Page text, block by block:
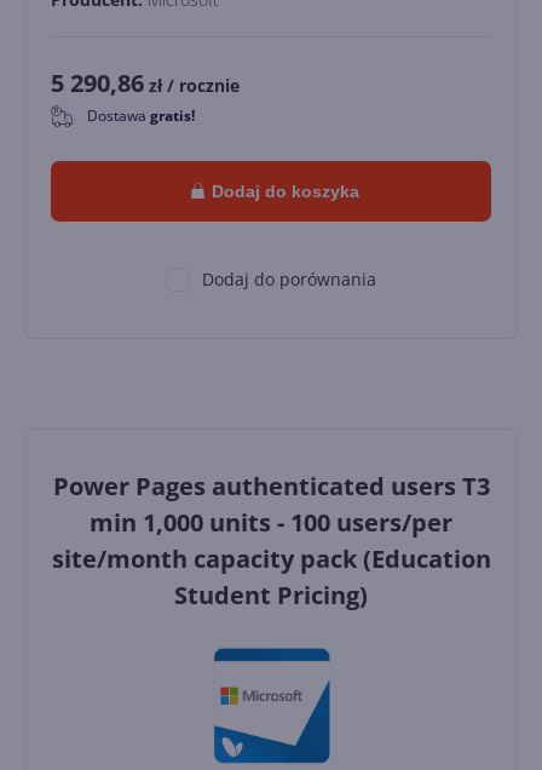
5 290,86 zł / rocznie
0 Dostawa gratis!
Dodaj do koszyka
Dodaj do porównania
Power Pages authenticated users T3
min 1,000 units - 100 users/per
site/month capacity pack (Education
Student Pricing)